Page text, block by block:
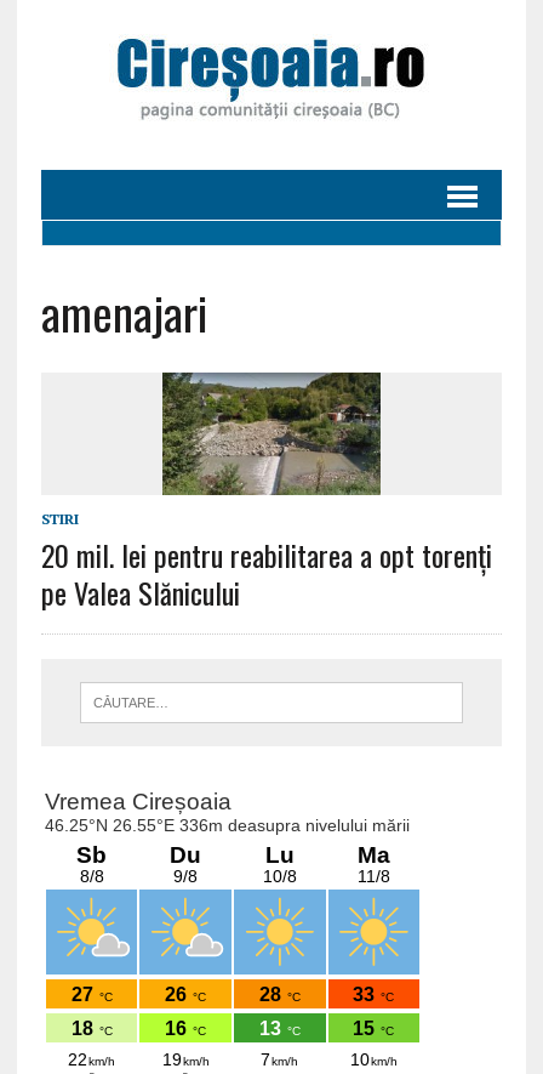
amenajari
STIRI
20 mil. lei pentru reabilitarea a opt torenți
pe Valea Slănicului